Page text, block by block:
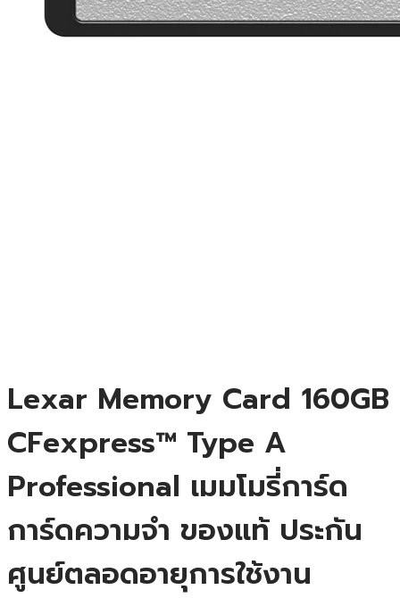
Lexar Memory Card 160GB
CFexpress™ Type A
Professional เมมโมรี่การ์ด
การ์ดความจำ ของแท้ ประกัน
ศูนย์ตลอดอายุการใช้งาน